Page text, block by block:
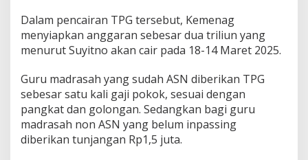
Dalam pencairan TPG tersebut, Kemenag
menyiapkan anggaran sebesar dua triliun yang
menurut Suyitno akan cair pada 18-14 Maret 2025.
Guru madrasah yang sudah ASN diberikan TPG
sebesar satu kali gaji pokok, sesuai dengan
pangkat dan golongan. Sedangkan bagi guru
madrasah non ASN yang belum inpassing
diberikan tunjangan Rp1,5 juta.